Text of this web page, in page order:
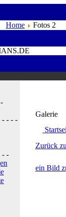
Home Fotos 2
- - - -
- -
Galerie
Zurück
ein Bild